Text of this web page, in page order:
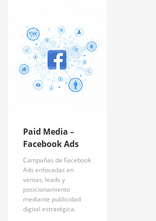
Paid Media –
Facebook Ads
Campañas de Facebook
Ads enfocadas en
ventas, leads y
posicionamiento
mediante publicidad
digital estratégica.